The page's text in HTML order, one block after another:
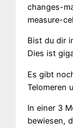
changes-
measure-
Bist du dir
Dies ist
Es gibt
Telomeren
In einer 3
bewiesen,